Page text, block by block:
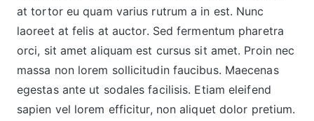
at tortor eu quam varius rutrum a in est. Nunc
laoreet at felis at auctor. Sed fermentum pharetra
orci, sit amet aliquam est cursus sit amet. Proin nec
massa non lorem sollicitudin faucibus. Maecenas
egestas ante ut sodales facilisis. Etiam eleifend
sapien vel lorem efficitur, non aliquet dolor pretium.